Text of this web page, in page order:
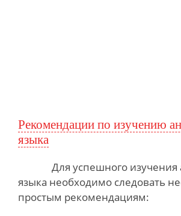
Рекомендации по изучению
языка
Для успешного изучения
языка необходимо следовать
простым рекомендациям: